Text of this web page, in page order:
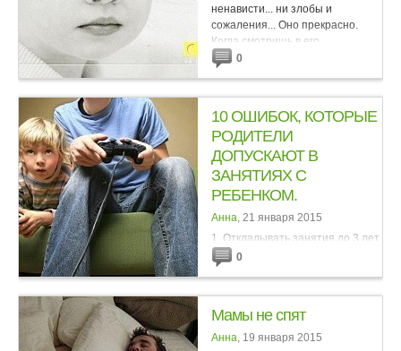
ненависти... ни злобы и
сожаления... Оно прекрасно.
Когда смотришь в его
глубины,тебя переполняет
0
10 ОШИБОК, КОТОРЫЕ
РОДИТЕЛИ
ДОПУСКАЮТ В
ЗАНЯТИЯХ С
РЕБЕНКОМ.
Анна, 21 января 2015
1. Откладывать занятия до 3 лет
и старше.Некоторые родители и
даже специалисты ждут
Перекладывать ответственность
на садик или развивающий...
0
Мамы не спят
Анна, 19 января 2015